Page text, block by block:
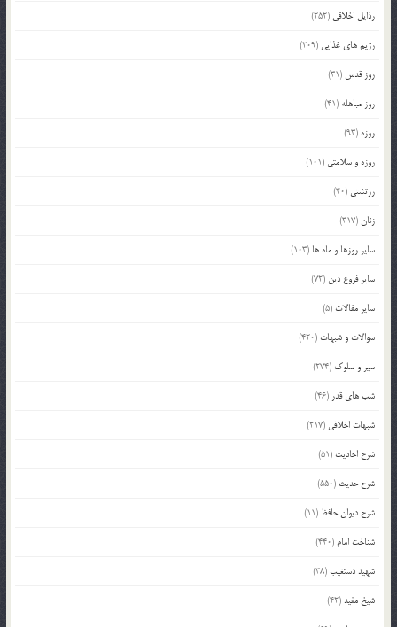
رذایل اخلاقی (252)
رژیم های غذایی (209)
روز قدس (31)
روز مباهله (41)
روزه (93)
روزه و سلامتی (101)
زرتشتی (40)
زنان(317)
سایر روزها و ماه ها (103)
سایر فروع دین (72)
سایر مقالات (5)
سوالات و شبهات (420)
سیر و سلوک (274)
شب های قدر (46)
شبهات اخلاقی (217)
شرح احادیث (51)
شرح حدیث (550)
شرح دیوان حافظ (11)
شناخت امام (440)
شهید دستغیب(38)
شیخ مفید(42)